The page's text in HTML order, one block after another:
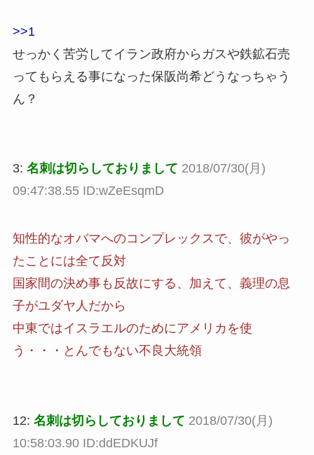
>>1
せっかく苦労してイラン政府からガスや鉄鉱石売
ってもらえる事になった保阪尚希どうなっちゃう
ん？
3: 名刺は切らしておりまして 2018/07/30(月)
09:47:38.55 ID:wZeEsqmD
知性的なオバマへのコンプレックスで、彼がやっ
たことには全て反対
国家間の決め事も反故にする、加えて、義理の息
子がユダヤ人だから
中東ではイスラエルのためにアメリカを使
う・・・とんでもない不良大統領
12: 名刺は切らしておりまして 2018/07/30(月)
10:58:03.90 ID:ddEDKUJf